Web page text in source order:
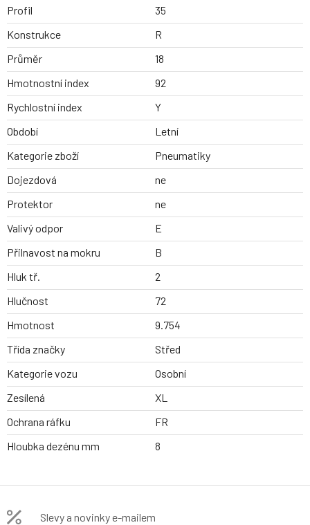
Profil
35
Konstrukce
R
Průměr
18
Hmotnostní index
92
Rychlostní index
Y
Období
Letní
Kategorie zboží
Pneumatiky
Dojezdová
ne
Protektor
ne
Valivý odpor
E
Přilnavost na mokru
B
Hluk tř.
2
Hlučnost
72
Hmotnost
9.754
Třída značky
Střed
Kategorie vozu
Osobní
Zesílená
XL
Ochrana ráfku
FR
Hloubka dezénu mm
8
Slevy a novinky e-mailem